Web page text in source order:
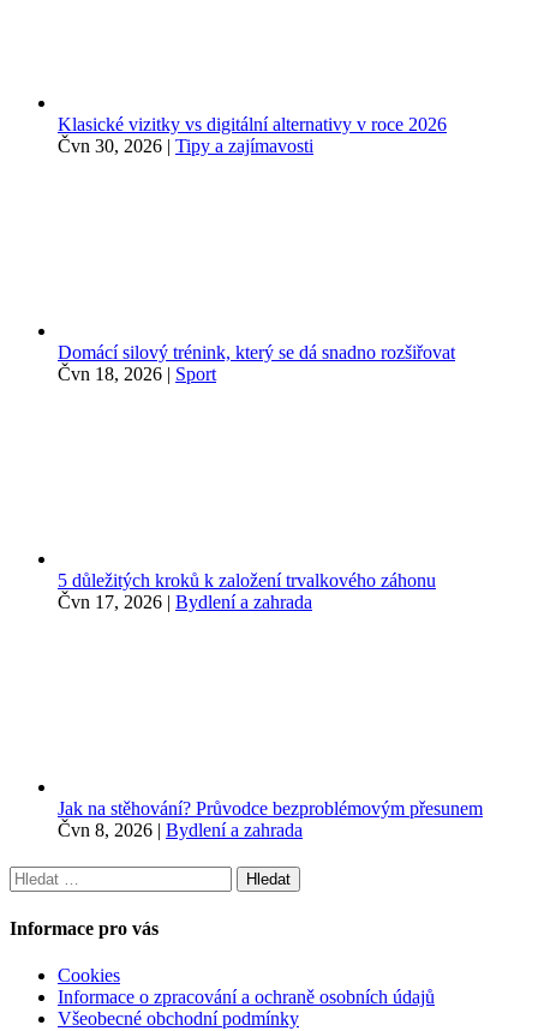
Klasické vizitky vs digitální alternativy v roce 2026
Čvn 30, 2026 | Tipy a zajímavosti
Domácí silový trénink, který se dá snadno rozšiřovat
Čvn 18, 2026 | Sport
5 důležitých kroků k založení trvalkového záhonu
Čvn 17, 2026 | Bydlení a zahrada
Jak na stěhování? Průvodce bezproblémovým přesunem
Čvn 8, 2026 | Bydlení a zahrada
Vyhledávání
Informace pro vás
Cookies
Informace o zpracování a ochraně osobních údajů
Všeobecné obchodní podmínky